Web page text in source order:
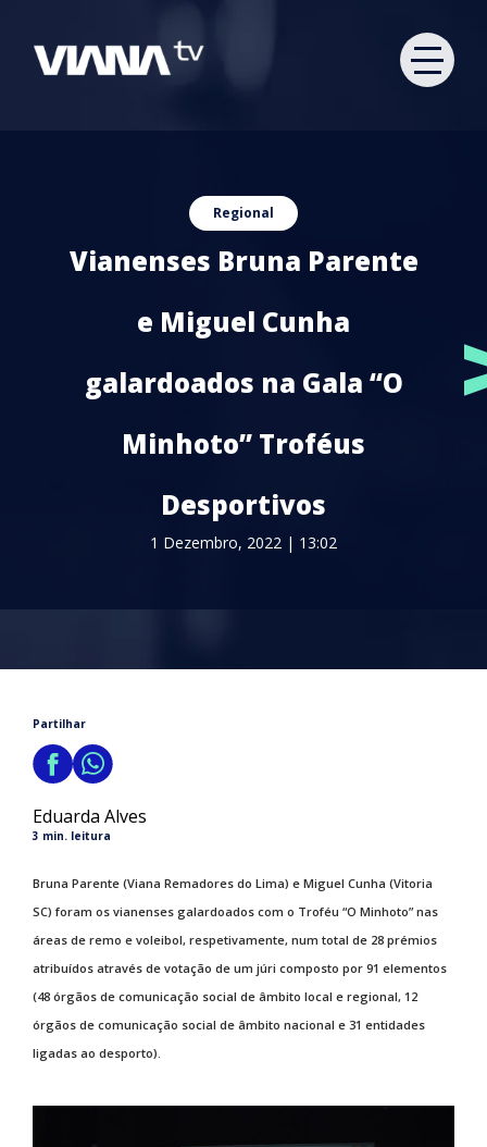
Regional
Vianenses Bruna Parente
e Miguel Cunha
galardoados na Gala “O
Minhoto” Troféus
Desportivos
1 Dezembro, 2022 | 13:02
Partilhar
Eduarda Alves
3 min. leitura
Bruna Parente (Viana Remadores do Lima) e Miguel Cunha (Vitoria
SC) foram os vianenses galardoados com o Troféu “O Minhoto” nas
áreas de remo e voleibol, respetivamente, num total de 28 prémios
atribuídos através de votação de um júri composto por 91 elementos
(48 órgãos de comunicação social de âmbito local e regional, 12
órgãos de comunicação social de âmbito nacional e 31 entidades
ligadas ao desporto).